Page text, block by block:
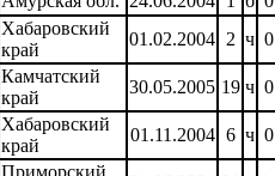
Хабаровский
край
01.02.2004 2 ч 0
Камчатский
край
30.05.2005 19 ч 0
Хабаровский
край
01.11.2004 6 ч 0
Приморский